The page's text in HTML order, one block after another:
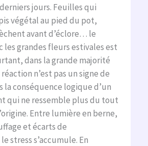
jours. Feuilles qui
végétal au pied du pot,
avant d’éclore… le
les grandes fleurs estivales est
dans la grande majorité
n’est pas un signe de
la conséquence logique d’un
qui ne ressemble plus du tout
Entre lumière en berne,
et écarts de
stress s’accumule. En